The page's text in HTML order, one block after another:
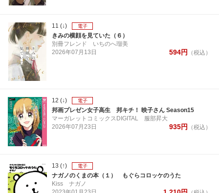
11 (↓) 電子
きみの横顔を見ていた（６）
別冊フレンド いちのへ瑠美
2026年07月 13日 594円 （税込）
12 (↓) 電子
邦画プレゼン女子高生 邦キチ！ 映子さん Season15
マーガレットコミックスDIGITAL 服部昇大
2026年07月 23日 935円 （税込）
13 (↑) 電子
ナガノのくまの本（１） もぐらコロッケのうた
Kiss ナガノ